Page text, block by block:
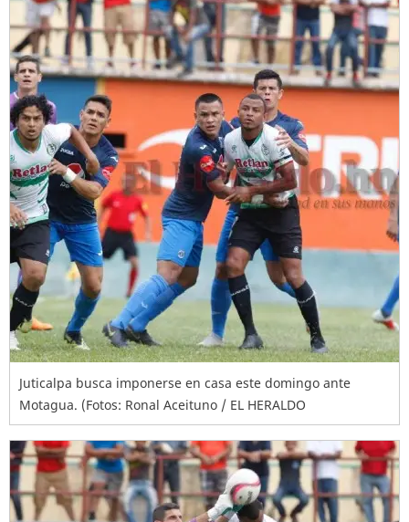
Juticalpa busca imponerse en casa este domingo ante
Motagua. (Fotos: Ronal Aceituno / EL HERALDO